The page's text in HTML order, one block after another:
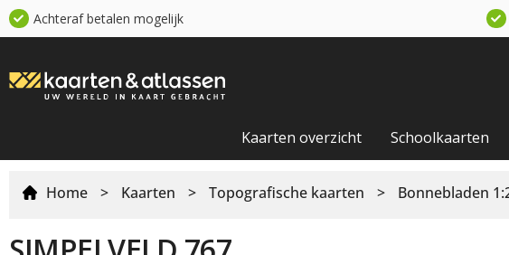
Achteraf betalen mogelijk
Kaarten overzicht Schoolkaarten
Home > Kaarten > Topografische kaarten > Bonnebladen